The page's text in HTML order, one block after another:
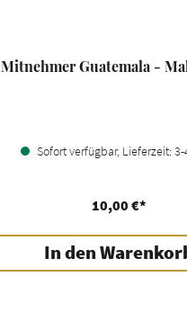
Mitnehmer Guatemala -
Sofort verfügbar, Lieferzeit: 3-
10,00 €*
In den